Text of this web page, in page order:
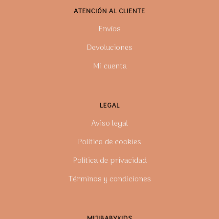
la
de
producto
ATENCIÓN AL CLIENTE
Envíos
Devoluciones
Mi cuenta
LEGAL
Aviso legal
Política de cookies
Política de privacidad
Términos y condiciones